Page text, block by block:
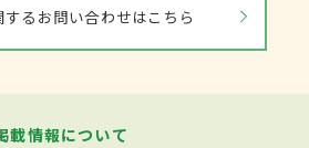
するお問い合わせはこちら
載情報について